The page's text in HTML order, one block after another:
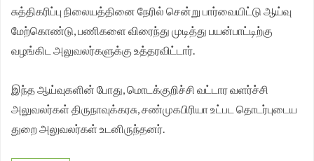
சுத்திகரிப்பு நிலையத்தினை நேரில் சென்று பார்வையிட்டு ஆய்வு
மேற்கொண்டு, பணிகளை விரைந்து முடித்து பயன்பாட்டிற்கு
வழங்கிட அலுவலர்களுக்கு உத்தரவிட்டார்.
இந்த ஆய்வுகளின் போது, மொடக்குறிச்சி வட்டார வளர்ச்சி
அலுவலர்கள் திருநாவுக்கரசு, சண்முகபிரியா உட்பட தொடர்புடைய
துறை அலுவலர்கள் உடனிருந்தனர்.